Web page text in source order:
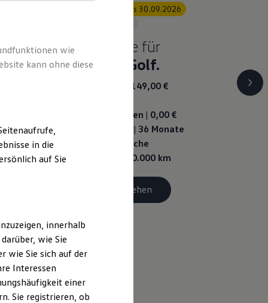
Angebot gültig bis 30.09.2026
Eine Klasse für
sich.
Der Golf.
Golf R-Line ab 149,00 €
Geschäftskunden | 0,00 €
Sonderzahlung | 36 Monate
Laufzeit | Jährliche
Fahrleistung: 10.000 km
Details ansehen
wie
kann ohne diese
in die
auf Sie
innerhalb
wie Sie
wie Sie sich auf der
Interessen
einer
Sie registrieren, ob